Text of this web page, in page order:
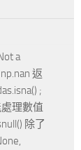
a
返
;
處理數值
除了